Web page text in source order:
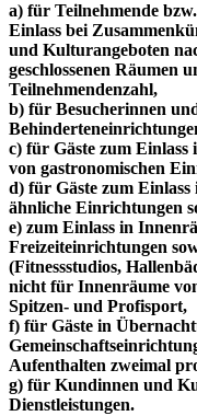
a) für Teilnehmende
Einlass bei
und Kulturangeboten
geschlossenen Räumen
Teilnehmendenzahl,
b) für Besucherinnen
c) für Gäste zum Einlass
von gastronomischen
d) für Gäste zum
ähnliche Einrichtungen
e) zum Einlass in
Freizeiteinrichtungen
(Fitnessstudios,
nicht für Innenräume
Spitzen- und Profisport,
f) für Gäste in
Aufenthalten zweimal
g) für Kundinnen und
Dienstleistungen.